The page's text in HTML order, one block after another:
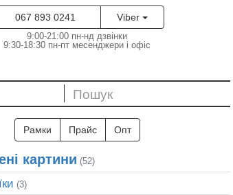
067 893 0241 Viber
9:00-21:00 пн-нд дзвінки
9:30-18:30 пн-пт месенджери і офіс
Рамки Прайс Опт
картини (52)
(3)